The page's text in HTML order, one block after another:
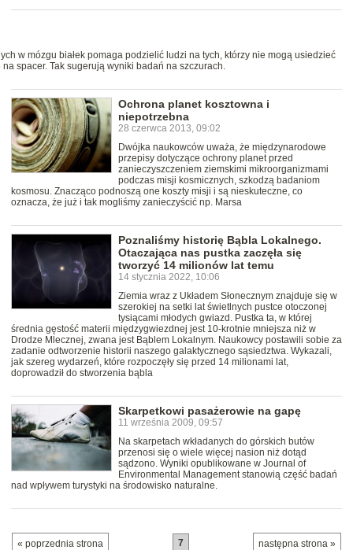
w mózgu białek pomaga podzielić ludzi na tych, którzy nie mogą usiedzieć
spacer. Tak sugerują wyniki badań na szczurach.
Ochrona planet kosztowna i
niepotrzebna
28 czerwca 2013, 09:02
Dwójka naukowców uważa, że międzynarodowe
przepisy dotyczące ochrony planet przed
zanieczyszczeniem ziemskimi mikroorganizmami
podczas misji kosmicznych, szkodzą badaniom
kosmosu. Znacząco podnoszą one koszty misji i są nieskuteczne, co
oznacza, że już i tak mogliśmy zanieczyścić np. Marsa
Poznaliśmy historię Bąbla Lokalnego.
Otaczająca nas pustka zaczęła się
tworzyć 14 milionów lat temu
14 stycznia 2022, 10:06
Ziemia wraz z Układem Słonecznym znajduje się w
szerokiej na setki lat świetlnych pustce otoczonej
tysiącami młodych gwiazd. Pustka ta, w której
średnia gęstość materii międzygwiezdnej jest 10-krotnie mniejsza niż w
Drodze Mlecznej, zwana jest Bąblem Lokalnym. Naukowcy postawili sobie za
zadanie odtworzenie historii naszego galaktycznego sąsiedztwa. Wykazali,
jak szereg wydarzeń, które rozpoczęły się przed 14 milionami lat,
doprowadził do stworzenia bąbla
Skarpetkowi pasażerowie na gapę
11 września 2009, 09:57
Na skarpetach wkładanych do górskich butów
przenosi się o wiele więcej nasion niż dotąd
sądzono. Wyniki opublikowane w Journal of
Environmental Management stanowią część badań
nad wpływem turystyki na środowisko naturalne.
« poprzednia strona następna strona »
7